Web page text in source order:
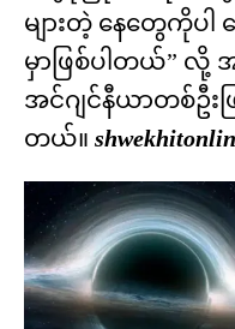
များတဲ့ နေတွေကိုပါ
မှာဖြစ်ပါတယ်”
အင်ဂျင်နီယာတစ်ဦး
တယ်။